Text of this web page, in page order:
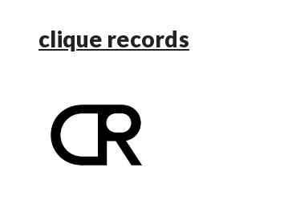
clique records